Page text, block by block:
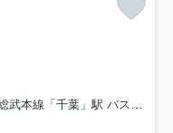
武本線「千葉」駅 バス5分 「中央博物館」 停歩14分